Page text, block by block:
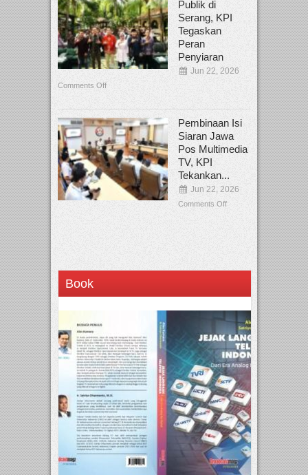
Publik di
Serang, KPI
Tegaskan
Peran
Penyiaran
Jun 22, 2026
Comments Off
Pembinaan Isi
Siaran Jawa
Pos Multimedia
TV, KPI
Tekankan...
Jun 22, 2026
Comments Off
Book